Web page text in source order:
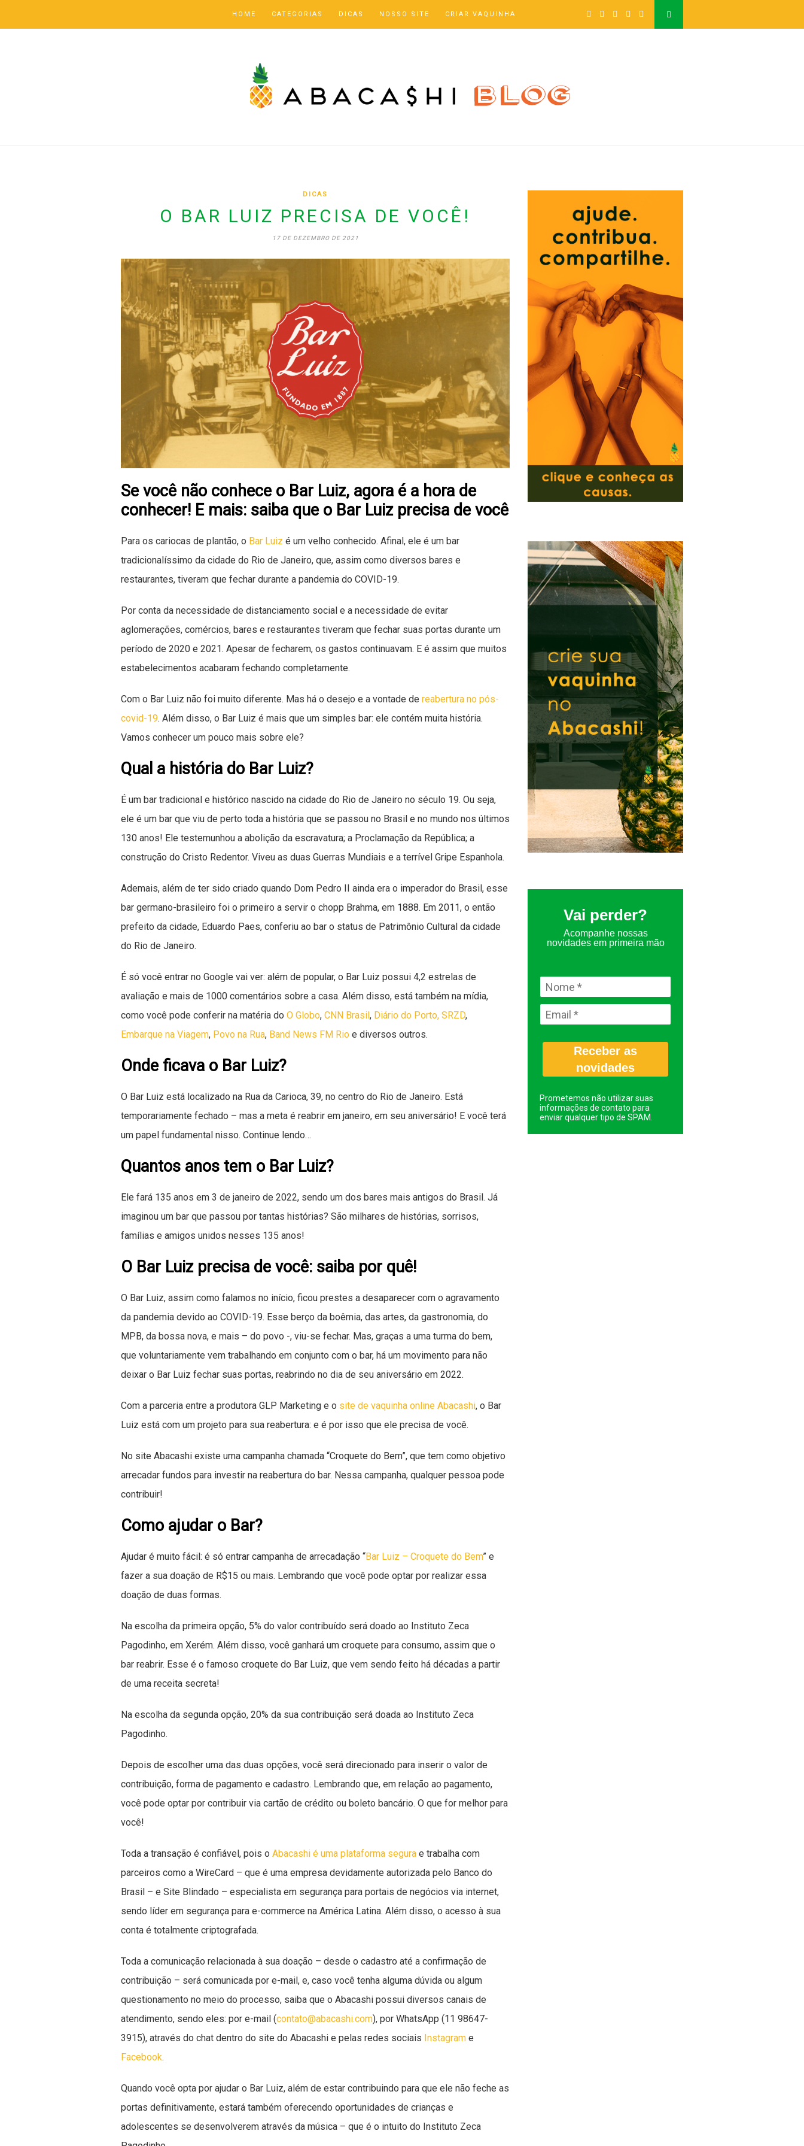
HOME CATEGORIAS DICAS NOSSO SITE CRIAR VAQUINHA
DICAS
O BAR LUIZ PRECISA DE VOCÊ!
17 DE DEZEMBRO DE 2021
Se você não conhece o Bar Luiz, agora é a hora de
conhecer! E mais: saiba que o Bar Luiz precisa de você
Para os cariocas de plantão, o Bar Luiz é um velho conhecido. Afinal, ele é um bar
tradicionalíssimo da cidade do Rio de Janeiro, que, assim como diversos bares e
restaurantes, tiveram que fechar durante a pandemia do COVID-19.
Por conta da necessidade de distanciamento social e a necessidade de evitar
aglomerações, comércios, bares e restaurantes tiveram que fechar suas portas durante um
período de 2020 e 2021. Apesar de fecharem, os gastos continuavam. E é assim que muitos
estabelecimentos acabaram fechando completamente.
Com o Bar Luiz não foi muito diferente. Mas há o desejo e a vontade de reabertura no pós-
covid-19. Além disso, o Bar Luiz é mais que um simples bar: ele contém muita história.
Vamos conhecer um pouco mais sobre ele?
Qual a história do Bar Luiz?
É um bar tradicional e histórico nascido na cidade do Rio de Janeiro no século 19. Ou seja,
ele é um bar que viu de perto toda a história que se passou no Brasil e no mundo nos últimos
130 anos! Ele testemunhou a abolição da escravatura; a Proclamação da República; a
construção do Cristo Redentor. Viveu as duas Guerras Mundiais e a terrível Gripe Espanhola.
Ademais, além de ter sido criado quando Dom Pedro II ainda era o imperador do Brasil, esse
bar germano-brasileiro foi o primeiro a servir o chopp Brahma, em 1888. Em 2011, o então
prefeito da cidade, Eduardo Paes, conferiu ao bar o status de Patrimônio Cultural da cidade
do Rio de Janeiro.
É só você entrar no Google vai ver: além de popular, o Bar Luiz possui 4,2 estrelas de
avaliação e mais de 1000 comentários sobre a casa. Além disso, está também na mídia,
como você pode conferir na matéria do O Globo, CNN Brasil, Diário do Porto, SRZD,
Embarque na Viagem, Povo na Rua, Band News FM Rio e diversos outros.
Onde ficava o Bar Luiz?
O Bar Luiz está localizado na Rua da Carioca, 39, no centro do Rio de Janeiro. Está
temporariamente fechado – mas a meta é reabrir em janeiro, em seu aniversário! E você terá
um papel fundamental nisso. Continue lendo…
Quantos anos tem o Bar Luiz?
Ele fará 135 anos em 3 de janeiro de 2022, sendo um dos bares mais antigos do Brasil. Já
imaginou um bar que passou por tantas histórias? São milhares de histórias, sorrisos,
famílias e amigos unidos nesses 135 anos!
O Bar Luiz precisa de você: saiba por quê!
O Bar Luiz, assim como falamos no início, ficou prestes a desaparecer com o agravamento
da pandemia devido ao COVID-19. Esse berço da boêmia, das artes, da gastronomia, do
MPB, da bossa nova, e mais – do povo -, viu-se fechar. Mas, graças a uma turma do bem,
que voluntariamente vem trabalhando em conjunto com o bar, há um movimento para não
deixar o Bar Luiz fechar suas portas, reabrindo no dia de seu aniversário em 2022.
Com a parceria entre a produtora GLP Marketing e o site de vaquinha online Abacashi, o Bar
Luiz está com um projeto para sua reabertura: e é por isso que ele precisa de você.
No site Abacashi existe uma campanha chamada “Croquete do Bem”, que tem como objetivo
arrecadar fundos para investir na reabertura do bar. Nessa campanha, qualquer pessoa pode
contribuir!
Como ajudar o Bar?
Ajudar é muito fácil: é só entrar campanha de arrecadação “Bar Luiz – Croquete do Bem” e
fazer a sua doação de R$15 ou mais. Lembrando que você pode optar por realizar essa
doação de duas formas.
Na escolha da primeira opção, 5% do valor contribuído será doado ao Instituto Zeca
Pagodinho, em Xerém. Além disso, você ganhará um croquete para consumo, assim que o
bar reabrir. Esse é o famoso croquete do Bar Luiz, que vem sendo feito há décadas a partir
de uma receita secreta!
Na escolha da segunda opção, 20% da sua contribuição será doada ao Instituto Zeca
Pagodinho.
Depois de escolher uma das duas opções, você será direcionado para inserir o valor de
contribuição, forma de pagamento e cadastro. Lembrando que, em relação ao pagamento,
você pode optar por contribuir via cartão de crédito ou boleto bancário. O que for melhor para
você!
Toda a transação é confiável, pois o Abacashi é uma plataforma segura e trabalha com
parceiros como a WireCard – que é uma empresa devidamente autorizada pelo Banco do
Brasil – e Site Blindado – especialista em segurança para portais de negócios via internet,
sendo líder em segurança para e-commerce na América Latina. Além disso, o acesso à sua
conta é totalmente criptografada.
Toda a comunicação relacionada à sua doação – desde o cadastro até a confirmação de
contribuição – será comunicada por e-mail, e, caso você tenha alguma dúvida ou algum
questionamento no meio do processo, saiba que o Abacashi possui diversos canais de
atendimento, sendo eles: por e-mail (contato@abacashi.com), por WhatsApp (11 98647-
3915), através do chat dentro do site do Abacashi e pelas redes sociais Instagram e
Facebook.
Quando você opta por ajudar o Bar Luiz, além de estar contribuindo para que ele não feche as
portas definitivamente, estará também oferecendo oportunidades de crianças e
adolescentes se desenvolverem através da música – que é o intuito do Instituto Zeca
Vai perder?
Acompanhe nossas
novidades em primeira mão
Receber as
novidades
Prometemos não utilizar suas
informações de contato para
enviar qualquer tipo de SPAM.